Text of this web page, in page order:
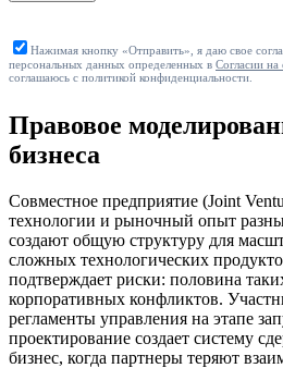
Нажимая кнопку «Отправить», я даю свое
персональных данных определенных в Согласии
соглашаюсь с политикой конфиденциальности.
Правовое
бизнеса
Совместное предприятие (Joint
технологии и рыночный опыт
создают общую структуру для
сложных технологических
подтверждает риски: половина
корпоративных конфликтов.
регламенты управления на этапе
проектирование создает систему
бизнес, когда партнеры теряют